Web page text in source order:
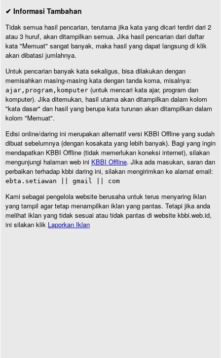
✔ Informasi Tambahan
Tidak semua hasil pencarian, terutama jika kata yang dicari terdiri dari 2
atau 3 huruf, akan ditampilkan semua. Jika hasil pencarian dari daftar
kata "Memuat" sangat banyak, maka hasil yang dapat langsung di klik
akan dibatasi jumlahnya.
Untuk pencarian banyak kata sekaligus, bisa dilakukan dengan
memisahkan masing-masing kata dengan tanda koma, misalnya:
ajar,program,komputer (untuk mencari kata ajar, program dan
komputer). Jika ditemukan, hasil utama akan ditampilkan dalam kolom
"kata dasar" dan hasil yang berupa kata turunan akan ditampilkan dalam
kolom "Memuat".
Edisi online/daring ini merupakan alternatif versi KBBI Offline yang sudah
dibuat sebelumnya (dengan kosakata yang lebih banyak). Bagi yang ingin
mendapatkan KBBI Offline (tidak memerlukan koneksi internet), silakan
mengunjungi halaman web ini KBBI Offline. Jika ada masukan, saran dan
perbaikan terhadap kbbi daring ini, silakan mengirimkan ke alamat email:
ebta.setiawan || gmail || com
Kami sebagai pengelola website berusaha untuk terus menyaring iklan
yang tampil agar tetap menampilkan iklan yang pantas. Tetapi jika anda
melihat iklan yang tidak sesuai atau tidak pantas di website kbbi.web.id,
ini silakan klik Laporkan Iklan